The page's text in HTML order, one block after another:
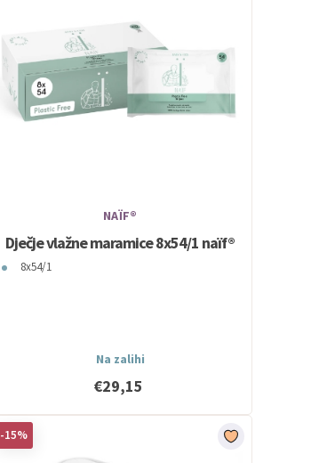
NAÏF®
Dječje vlažne maramice 8x54/1 naïf®
8x54/1
Na zalihi
€29,15
-15%